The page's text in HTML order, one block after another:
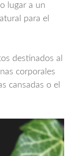
lugar a un
para el
destinados al
corporales
cansadas o el